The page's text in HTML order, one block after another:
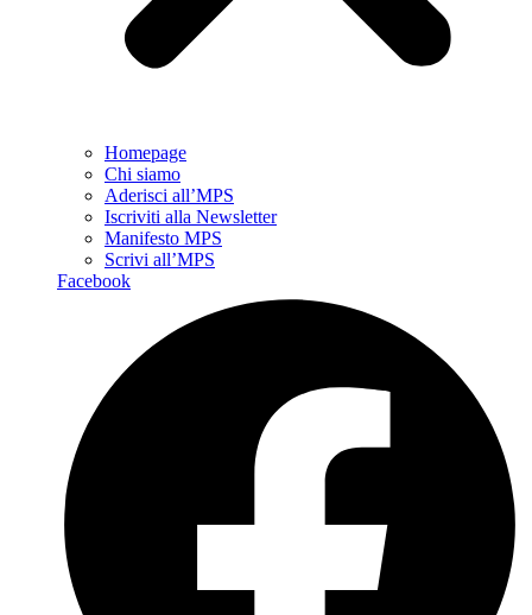
Homepage
Chi siamo
Aderisci all’MPS
Iscriviti alla Newsletter
Manifesto MPS
Scrivi all’MPS
Facebook